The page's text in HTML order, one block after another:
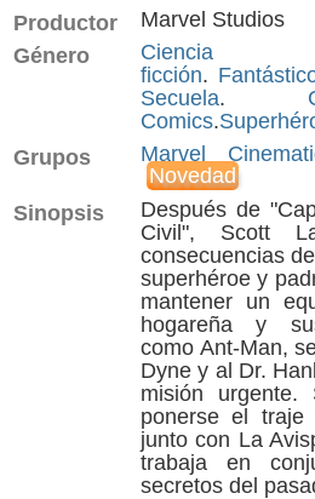
Productor
a
Marvel Studios
Género
Ciencia
ficción.
Secuela.
Comics.
Grupos
Marvel
Novedad
Sinopsis
Después de
Civil", Scott
consecuencias
superhéroe y
mantener un
hogareña y
como Ant-Man,
Dyne y al Dr.
misión
ponerse el
junto con La
trabaja en
secretos del